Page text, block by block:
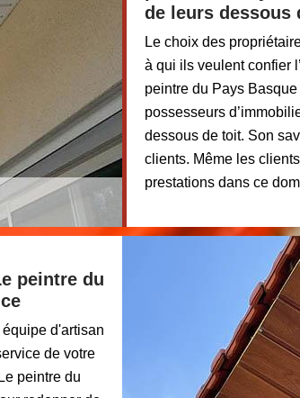
de leurs dessous
Le choix des
à qui ils veulent confier
peintre du Pays
possesseurs
dessous de toit. Son
clients. Même les
prestations dans ce
peintre du
d'artisan
de votre
peintre du